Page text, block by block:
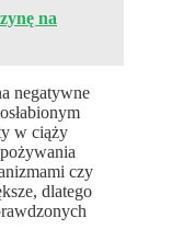
na
negatywne
w ciąży
czy
dlatego